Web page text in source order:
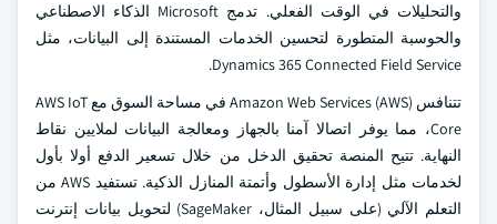
والتحليلات في الوقت الفعلي. تدمج Microsoft الذكاء الاصطناعي
والحوسبة المتطورة لتحسين الخدمات المستندة إلى البيانات، مثل
Dynamics 365 Connected Field Service.
تتنافس Amazon Web Services (AWS) في مساحة السوق مع AWS IoT
Core، مما يوفر اتصالا آمنا بالجهاز ومعالجة البيانات لملايين نقاط
النهاية. تتيح المنصة تحقيق الدخل من خلال تسعير الدفع أولا بأول
لخدمات مثل إدارة الأسطول وأتمتة المنازل الذكية. تستفيد AWS من
التعلم الآلي (على سبيل المثال، SageMaker) لتحويل بيانات إنترنت